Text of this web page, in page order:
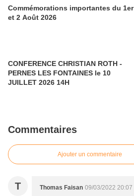
Commémorations importantes du 1er
et 2 Août 2026
CONFERENCE CHRISTIAN ROTH -
PERNES LES FONTAINES le 10
JUILLET 2026 14H
Commentaires
Ajouter un commentaire
T Thomas Faisan 09/03/2022 20:07